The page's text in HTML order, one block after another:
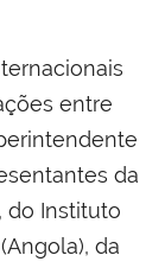
entre
da
do Instituto
da